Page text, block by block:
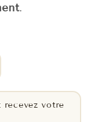
.
recevez votre